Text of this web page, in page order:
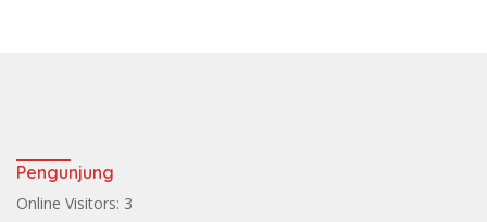
Pengunjung
Online Visitors: 3